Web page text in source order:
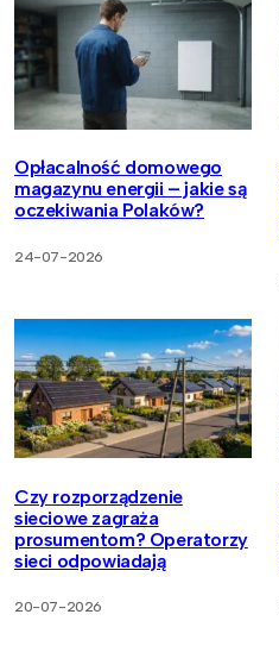
Opłacalność domowego
magazynu energii – jakie są
oczekiwania Polaków?
24-07-2026
Czy rozporządzenie
sieciowe zagraża
prosumentom? Operatorzy
sieci odpowiadają
20-07-2026